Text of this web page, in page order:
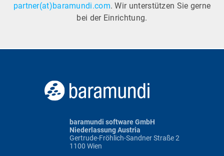
partner(at)baramundi.com. Wir unterstützen Sie gerne
bei der Einrichtung.
baramundi software GmbH
Niederlassung Austria
Gertrude-Fröhlich-Sandner Straße 2
1100 Wien